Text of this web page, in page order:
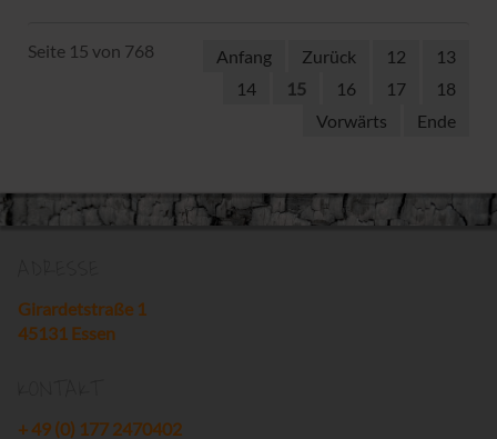
Seite 15 von 768 Anfang Zurück 12
13
14
15 16 17
18
Vorwärts
Ende
Girardetstraße 1
45131 Essen
+ 49 (0) 177 2470402